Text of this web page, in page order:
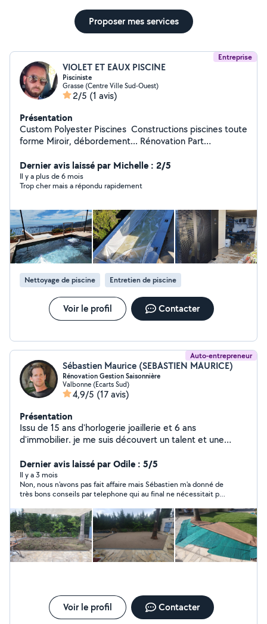
Proposer mes services
Entreprise
VIOLET ET EAUX PISCINE
Pisciniste
Grasse (Centre Ville Sud-Ouest)
2/5 (1 avis)
Présentation
Custom Polyester Piscines Constructions piscines toute
forme Miroir, débordement... Rénovation Part
Système filtration, Pompe à chaleur, Rideau électrique,
Contrat d'entretien, Bâche a barres.... Pour toute
demande n'hésitez pas à nous contacter nous sommes
Dernier avis laissé par Michelle : 2/5
Il y a plus de 6 mois
Trop cher mais a répondu rapidement
Nettoyage de piscine Entretien de piscine
Voir le profil Contacter
Auto-entrepreneur
Sébastien Maurice (SEBASTIEN MAURICE)
Rénovation Gestion Saisonnière
Valbonne (Ecarts Sud)
4,9/5 (17 avis)
Présentation
Issu de 15 ans d'horlogerie joaillerie et 6 ans
d'immobilier. je me suis découvert un talent et une
mise en vente et la location saisonnière. j'ai donc créer
mon service de Rénovation, Vente et Gestion
Saisonnière, pour toutes les personnes, qui souhaitent
préserver leur patrimoine et en dégager des bénéfices
Contact 7.68.69.66.39
Dernier avis laissé par Odile : 5/5
Il y a 3 mois
Non, nous n'avons pas fait affaire mais Sébastien m'a donné de
très bons conseils par telephone qui au final ne nécessitait pas
honnête et ne cherche pas à intervenir absolument chez
quelqu'un si cela n'est pas vraiment utile. Et de plus il est très
agréable. Sympathique.
Voir le profil Contacter